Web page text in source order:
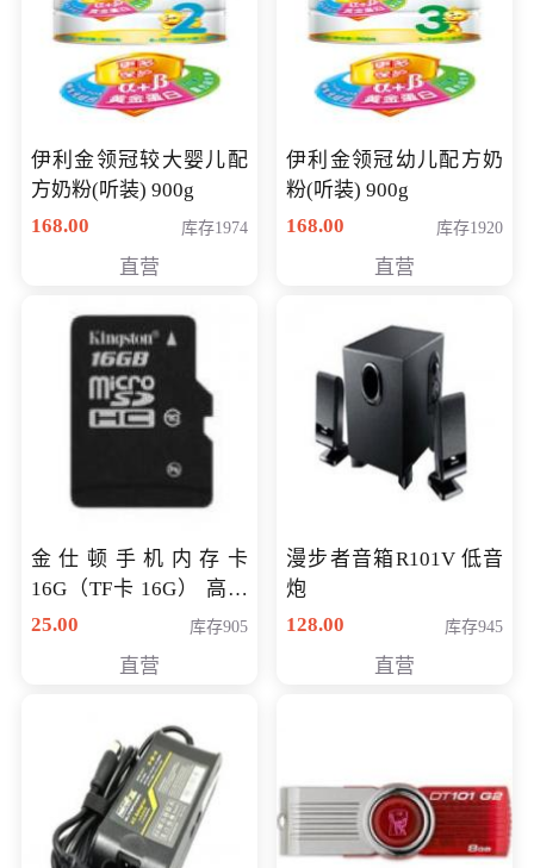
伊利金领冠较大婴儿配
方奶粉(听装) 900g
168.00
库存1974
直营
伊利金领冠幼儿配方奶
粉(听装) 900g
168.00
库存1920
直营
金仕顿手机内存卡
16G（TF卡 16G） 高速
卡 CLASS 10
25.00 库存905
直营
漫步者音箱R101V 低音
炮
128.00
库存945
直营